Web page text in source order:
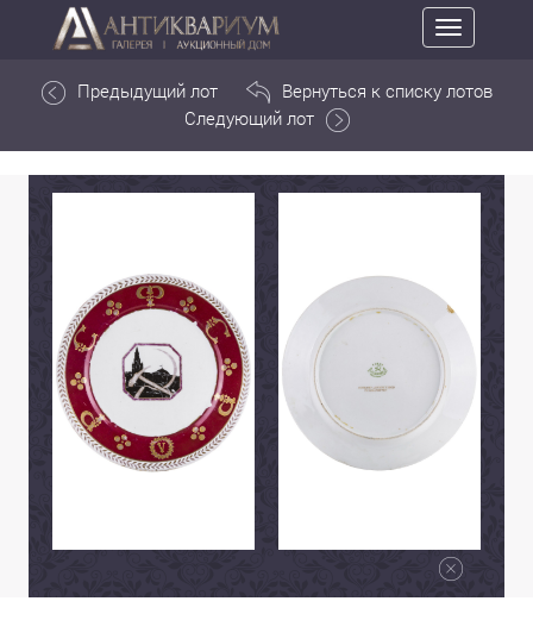
Toggle
navigation
Предыдущий лот
Вернуться к списку лотов
Следующий лот